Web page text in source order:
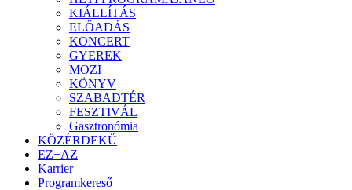
KIÁLLÍTÁS
ELŐADÁS
KONCERT
GYEREK
MOZI
KÖNYV
SZABADTÉR
FESZTIVÁL
Gasztronómia
KÖZÉRDEKŰ
EZ+AZ
Karrier
Programkereső